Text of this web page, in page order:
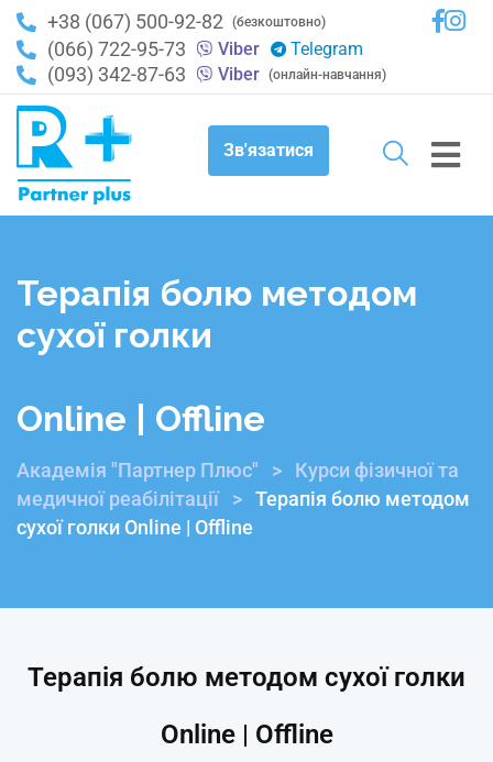
+38 (067) 500-92-82 (безкоштовно)
(066) 722-95-73 Viber Telegram
(093) 342-87-63 Viber (онлайн-навчання)
Зв'язатися
Терапія болю методом
сухої голки
Online | Offline
Академія "Партнер Плюс" >
Курси фізичної та
медичної реабілітації
> Терапія болю методом
сухої голки Online | Offline
Терапія болю методом сухої голки
Online | Offline